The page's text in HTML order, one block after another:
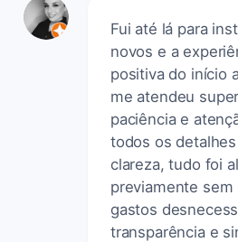
Fui até lá para
novos e a
positiva do início
me atendeu
paciência e
todos os
clareza, tudo foi
previamente sem
gastos
transparência e